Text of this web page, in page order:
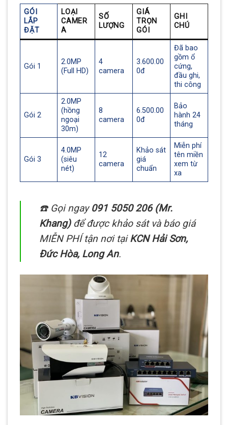
GÓI
LẮP
ĐẶT
LOẠI
CAMER
A
SỐ
LƯỢNG
GIÁ
TRỌN
GÓI
GHI
CHÚ
Gói 1
2.0MP
(Full HD)
4
camera
3.600.00
0đ
Đã bao
gồm ổ
cứng,
đầu ghi,
thi công
Gói 2
2.0MP
(hồng
ngoại
30m)
8
camera
6.500.00
0đ
Bảo
hành 24
tháng
Gói 3
4.0MP
(siêu
nét)
12
camera
Khảo sát
giá
chuẩn
Miễn phí
tên miền
xem từ
xa
☎️ Gọi ngay 091 5050 206 (Mr.
Khang)để được khảo sát và báo giá
MIỄN PHÍ tận nơi tạiKCN Hải Sơn,
Đức Hòa, Long An.